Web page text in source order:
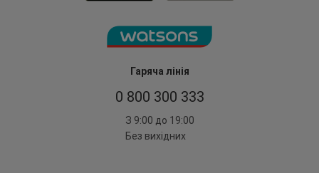
Гаряча лінія
0 800 300 333
З 9:00 до 19:00
Без вихідних